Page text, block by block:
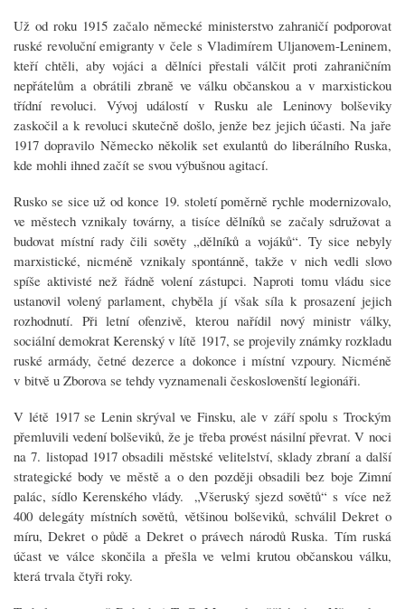
Už od roku 1915 začalo německé ministerstvo zahraničí podporovat
ruské revoluční emigranty v čele s Vladimírem Uljanovem-Leninem,
kteří chtěli, aby vojáci a dělníci přestali válčit proti zahraničním
nepřátelům a obrátili zbraně ve válku občanskou a v marxistickou
třídní revoluci. Vývoj událostí v Rusku ale Leninovy bolševiky
zaskočil a k revoluci skutečně došlo, jenže bez jejich účasti. Na jaře
1917 dopravilo Německo několik set exulantů do liberálního Ruska,
kde mohli ihned začít se svou výbušnou agitací.
Rusko se sice už od konce 19. století poměrně rychle modernizovalo,
ve městech vznikaly továrny, a tisíce dělníků se začaly sdružovat a
budovat místní rady čili sověty „dělníků a vojáků“. Ty sice nebyly
marxistické, nicméně vznikaly spontánně, takže v nich vedli slovo
spíše aktivisté než řádně volení zástupci. Naproti tomu vládu sice
ustanovil volený parlament, chyběla jí však síla k prosazení jejich
rozhodnutí. Při letní ofenzivě, kterou nařídil nový ministr války,
sociální demokrat Kerenský v lítě 1917, se projevily známky rozkladu
ruské armády, četné dezerce a dokonce i místní vzpoury. Nicméně
v bitvě u Zborova se tehdy vyznamenali českoslovenští legionáři.
V létě 1917 se Lenin skrýval ve Finsku, ale v září spolu s Trockým
přemluvili vedení bolševiků, že je třeba provést násilní převrat. V noci
na 7. listopad 1917 obsadili městské velitelství, sklady zbraní a další
strategické body ve městě a o den později obsadili bez boje Zimní
palác, sídlo Kerenského vlády. „Všeruský sjezd sovětů“ s více než
400 delegáty místních sovětů, většinou bolševiků, schválil Dekret o
míru, Dekret o půdě a Dekret o právech národů Ruska. Tím ruská
účast ve válce skončila a přešla ve velmi krutou občanskou válku,
která trvala čtyři roky.